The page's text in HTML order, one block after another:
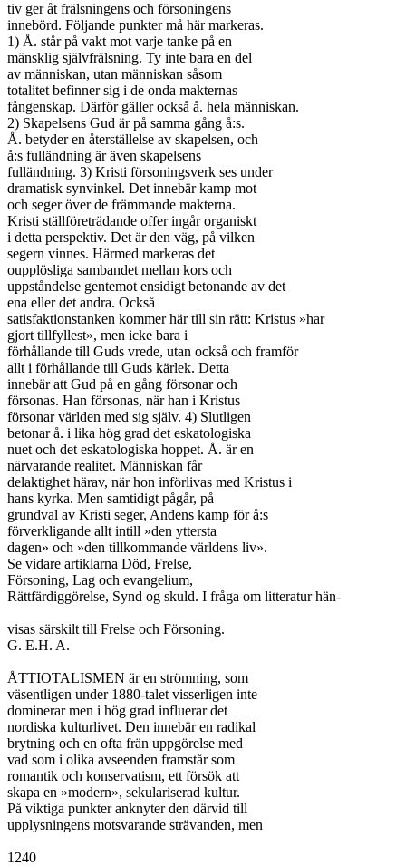
tiv ger åt frälsningens och försoningens
innebörd. Följande punkter må här markeras.
1) Å. står på vakt mot varje tanke på en
mänsklig självfrälsning. Ty inte bara en del
av människan, utan människan såsom
totalitet befinner sig i de onda makternas
fångenskap. Därför gäller också å. hela människan.
2) Skapelsens Gud är på samma gång å:s.
Å. betyder en återställelse av skapelsen, och
å:s fulländning är även skapelsens
fulländning. 3) Kristi försoningsverk ses under
dramatisk synvinkel. Det innebär kamp mot
och seger över de främmande makterna.
Kristi ställföreträdande offer ingår organiskt
i detta perspektiv. Det är den väg, på vilken
segern vinnes. Härmed markeras det
oupplösliga sambandet mellan kors och
uppståndelse gentemot ensidigt betonande av det
ena eller det andra. Också
satisfaktionstanken kommer här till sin rätt: Kristus »har
gjort tillfyllest», men icke bara i
förhållande till Guds vrede, utan också och framför
allt i förhållande till Guds kärlek. Detta
innebär att Gud på en gång försonar och
försonas. Han försonas, när han i Kristus
försonar världen med sig själv. 4) Slutligen
betonar å. i lika hög grad det eskatologiska
nuet och det eskatologiska hoppet. Å. är en
närvarande realitet. Människan får
delaktighet härav, när hon införlivas med Kristus i
hans kyrka. Men samtidigt pågår, på
grundval av Kristi seger, Andens kamp för å:s
förverkligande allt intill »den yttersta
dagen» och »den tillkommande världens liv».
Se vidare artiklarna Död, Frelse,
Försoning, Lag och evangelium,
Rättfärdiggörelse, Synd og skuld. I fråga om litteratur hän-
visas särskilt till Frelse och Försoning.
G. E.H. A.
ÅTTIOTALISMEN är en strömning, som
väsentligen under 1880-talet visserligen inte
dominerar men i hög grad influerar det
nordiska kulturlivet. Den innebär en radikal
brytning och en ofta frän uppgörelse med
vad som i olika avseenden framstår som
romantik och konservatism, ett försök att
skapa en »modern», sekulariserad kultur.
På viktiga punkter anknyter den därvid till
upplysningens motsvarande strävanden, men
1240